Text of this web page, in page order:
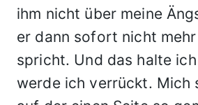
ihm nicht über meine
er dann sofort nicht
spricht. Und das halte
werde ich verrückt. Mich